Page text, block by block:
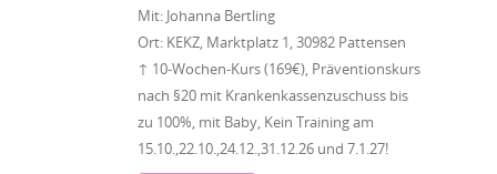
Mit: Johanna Bertling
Ort: KEKZ, Marktplatz 1, 30982 Pattensen
↑ 10-Wochen-Kurs (169€), Präventionskurs
nach §20 mit Krankenkassenzuschuss bis
zu 100%, mit Baby, Kein Training am
15.10.,22.10.,24.12.,31.12.26 und 7.1.27!